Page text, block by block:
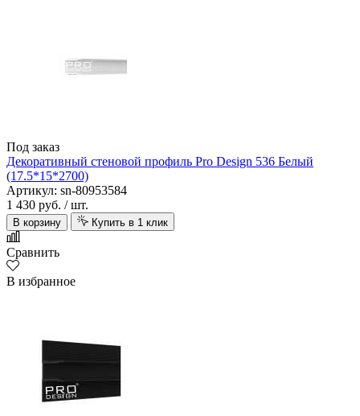
Под заказ
Декоративный стеновой профиль Pro Design 536 Белый
(17.5*15*2700)
Артикул: sn-80953584
1 430 руб. / шт.
В корзину Купить в 1 клик
Сравнить
В избранное